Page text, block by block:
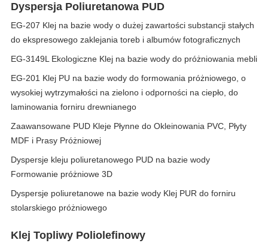
Dyspersja Poliuretanowa PUD
EG-207 Klej na bazie wody o dużej zawartości substancji stałych
do ekspresowego zaklejania toreb i albumów fotograficznych
EG-3149L Ekologiczne Klej na bazie wody do próżniowania mebli
EG-201 Klej PU na bazie wody do formowania próżniowego, o
wysokiej wytrzymałości na zielono i odporności na ciepło, do
laminowania forniru drewnianego
Zaawansowane PUD Kleje Płynne do Okleinowania PVC, Płyty
MDF i Prasy Próżniowej
Dyspersje kleju poliuretanowego PUD na bazie wody
Formowanie próżniowe 3D
Dyspersje poliuretanowe na bazie wody Klej PUR do forniru
stolarskiego próżniowego
Klej Topliwy Poliolefinowy